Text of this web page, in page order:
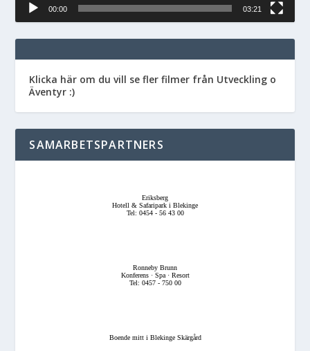
00:00 03:21
Klicka här om du vill se fler filmer från Utveckling o
Äventyr :)
SAMARBETSPARTNERS
Eriksberg
Hotell & Safaripark i Blekinge
Tel: 0454 - 56 43 00
Ronneby Brunn
Konferens · Spa · Resort
Tel: 0457 - 750 00
Boende mitt i Blekinge Skärgård